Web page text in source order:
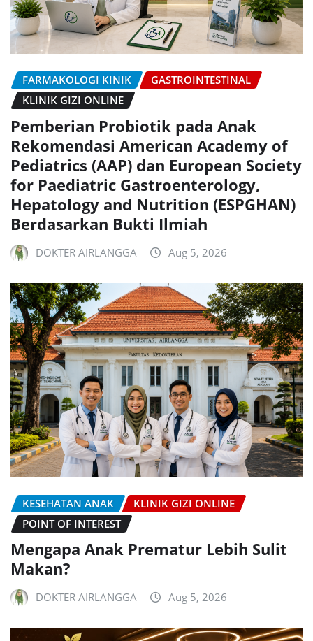
FARMAKOLOGI KINIK
GASTROINTESTINAL
KLINIK GIZI ONLINE
Pemberian Probiotik pada Anak
Rekomendasi American Academy of
Pediatrics (AAP) dan European Society
for Paediatric Gastroenterology,
Hepatology and Nutrition (ESPGHAN)
Berdasarkan Bukti Ilmiah
DOKTER AIRLANGGA Aug 5, 2026
KESEHATAN ANAK
KLINIK GIZI ONLINE
POINT OF INTEREST
Mengapa Anak Prematur Lebih Sulit
Makan?
DOKTER AIRLANGGA Aug 5, 2026